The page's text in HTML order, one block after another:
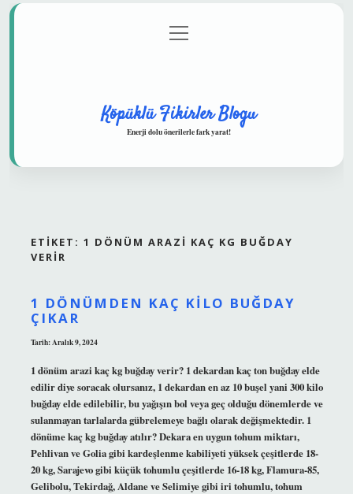
Gizlilik Politikası
menüyü
aç
Köpüklü Fikirler Blogu
Enerji dolu önerilerle fark yarat!
ETIKET: 1 DÖNÜM ARAZI KAÇ KG BUĞDAY
VERIR
1 DÖNÜMDEN KAÇ KILO BUĞDAY
ÇIKAR
Tarih: Aralık 9, 2024
1 dönüm arazi kaç kg buğday verir? 1 dekardan kaç ton buğday elde
edilir diye soracak olursanız, 1 dekardan en az 10 buşel yani 300 kilo
buğday elde edilebilir, bu yağışın bol veya geç olduğu dönemlerde ve
sulanmayan tarlalarda gübrelemeye bağlı olarak değişmektedir. 1
dönüme kaç kg buğday atılır? Dekara en uygun tohum miktarı,
Pehlivan ve Golia gibi kardeşlenme kabiliyeti yüksek çeşitlerde 18-
20 kg, Sarajevo gibi küçük tohumlu çeşitlerde 16-18 kg, Flamura-85,
Gelibolu, Tekirdağ, Aldane ve Selimiye gibi iri tohumlu, tohum